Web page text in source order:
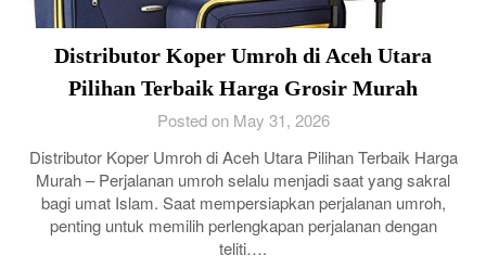
Distributor Koper Umroh di Aceh Utara
Pilihan Terbaik Harga Grosir Murah
Posted on May 31, 2026
Distributor Koper Umroh di Aceh Utara Pilihan Terbaik Harga
Murah – Perjalanan umroh selalu menjadi saat yang sakral
bagi umat Islam. Saat mempersiapkan perjalanan umroh,
penting untuk memilih perlengkapan perjalanan dengan
teliti….